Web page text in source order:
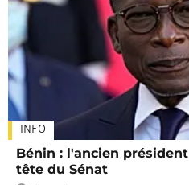
INFO
Bénin : l'ancien
tête du Sénat